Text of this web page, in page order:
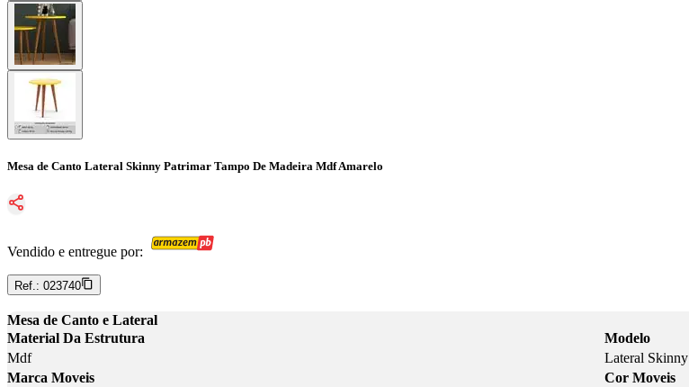
Mesa de Canto Lateral Skinny Patrimar Tampo De Madeira Mdf Amarelo
Vendido e entregue por:
Ref.: 023740
Mesa de Canto e Lateral
Material Da Estrutura
Mdf
Modelo
Lateral Skinny
Marca Moveis
Cor Moveis